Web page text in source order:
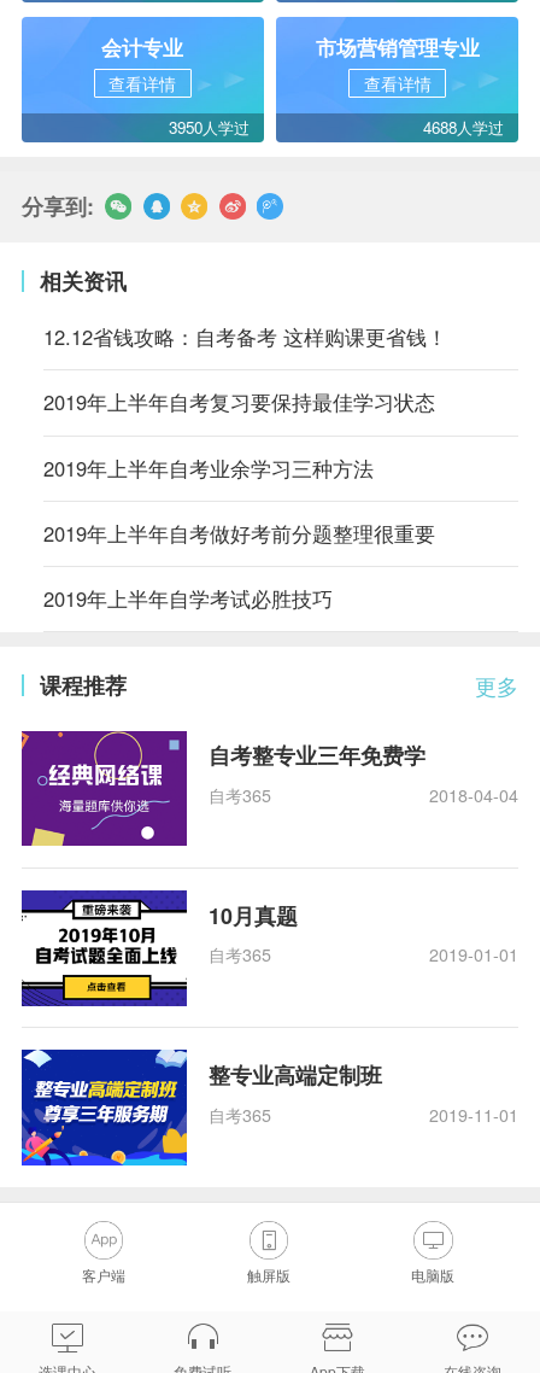
会计专业
查看详情
3950人学过
市场营销管理专业
查看详情
4688人学过
分享到:
相关资讯
12.12省钱攻略：自考备考 这样购课更省钱！
2019年上半年自考复习要保持最佳学习状态
2019年上半年自考业余学习三种方法
2019年上半年自考做好考前分题整理很重要
2019年上半年自学考试必胜技巧
更多
课程推荐
自考整专业三年免费学
自考365 2018-04-04
10月真题
自考365 2019-01-01
整专业高端定制班
自考365 2019-11-01
客户端 触屏版 电脑版